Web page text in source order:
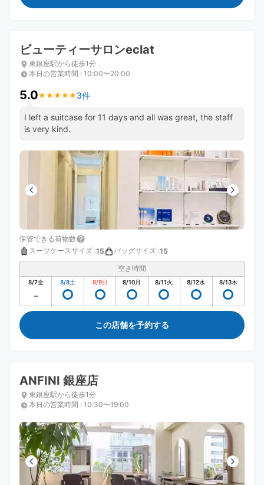
ビューティーサロンeclat
東銀座駅から徒歩1分
本日の営業時間 : 10:00〜20:00
5.0★ ★ ★ ★ ★
★ ★ ★ ★ ★ 3件
I left a suitcase for 11 days and all was great, the staff
is very kind.
保管できる荷物数
スーツケースサイズ :15 バッグサイズ :15
空き時間
8/7金 8/8土 8/9日 8/10月 8/11火 8/12水 8/13木
この店舗を予約する
ANFINI 銀座店
東銀座駅から徒歩1分
本日の営業時間 : 10:30〜19:00